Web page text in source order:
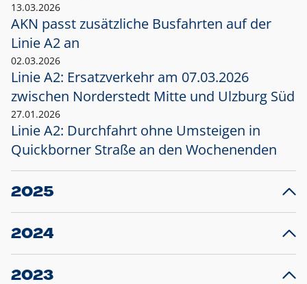
13.03.2026
AKN passt zusätzliche Busfahrten auf der
Linie A2 an
02.03.2026
Linie A2: Ersatzverkehr am 07.03.2026
zwischen Norderstedt Mitte und Ulzburg Süd
27.01.2026
Linie A2: Durchfahrt ohne Umsteigen in
Quickborner Straße an den Wochenenden
2025
23.12.2025
Projekt S5: Start der Bauarbeiten am
2024
10.12.2024
Großprojekt S5: Sperrung der Bahnstraße in
2023